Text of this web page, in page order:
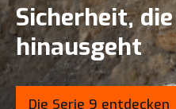
Sicherheit,
hinausgeht
Die Serie 9 entdecken